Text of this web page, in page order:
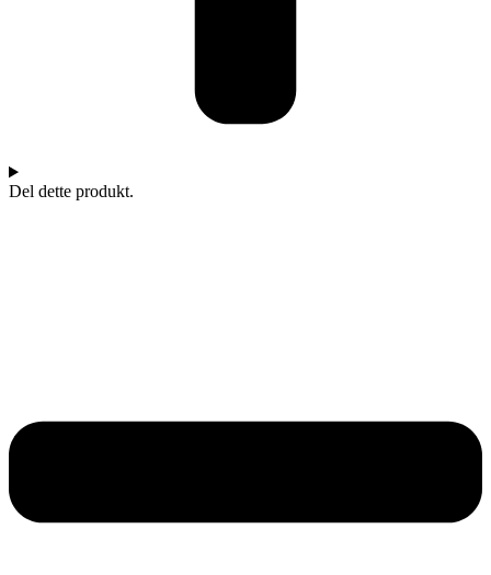
Del dette produkt.